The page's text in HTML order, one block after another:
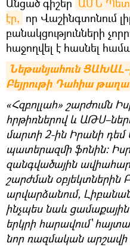
էր, որ Վաշինգտոնում
բանակցությունների
հաջողվել է հասնել
Նեթանյահուն
Բեյրութի Դահիա
«Հզբոլլահ» շարժումն
հրթիռներով և
մարտի 2-ին Իրանի դեմ
պատերազմի ֆոնին:
զանգվածային
շարժման օբյեկտներին
արվարձանում,
ինչպես նաև ցամաքային
երկրի հարավում՝
նոր ռազմական արշավի